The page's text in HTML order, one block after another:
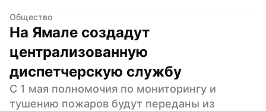
Общество
На Ямале создадут
централизованную
диспетчерскую службу
С 1 мая полномочия по мониторингу и
тушению пожаров будут переданы из